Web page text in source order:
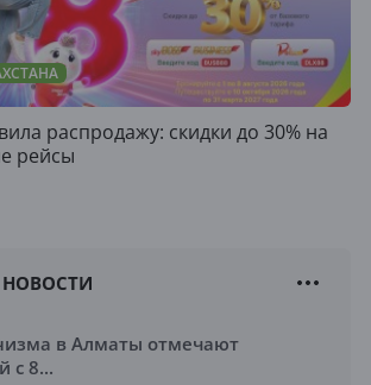
распродажу: скидки до 30% на
рейсы
в Алматы отмечают
с 8...